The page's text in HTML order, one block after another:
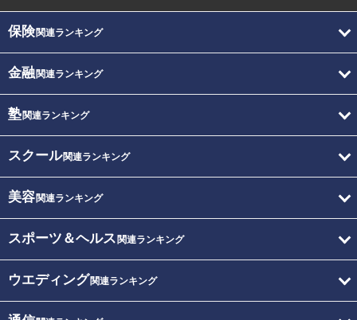
保険関連ランキング
金融関連ランキング
塾関連ランキング
スクール関連ランキング
美容関連ランキング
スポーツ＆ヘルス 関連ランキング
ウエディング関連ランキング